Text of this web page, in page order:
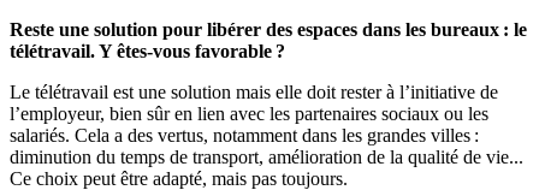
Reste une solution pour libérer des espaces dans les bureaux : le
télétravail. Y êtes-vous favorable ?
Le télétravail est une solution mais elle doit rester à l’initiative de
l’employeur, bien sûr en lien avec les partenaires sociaux ou les
salariés. Cela a des vertus, notamment dans les grandes villes :
diminution du temps de transport, amélioration de la qualité de vie...
Ce choix peut être adapté, mais pas toujours.